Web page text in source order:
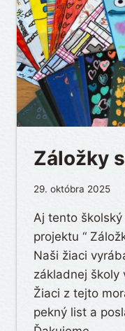
Záložky
29. októbra 2025
Aj tento
projektu “
Naši žiaci
základnej školy
Žiaci z tejto
pekný list a